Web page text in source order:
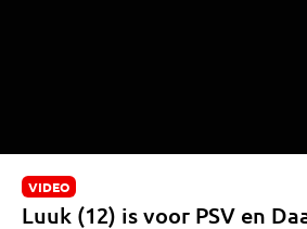
VIDEO
Luuk (12) is voor PSV en